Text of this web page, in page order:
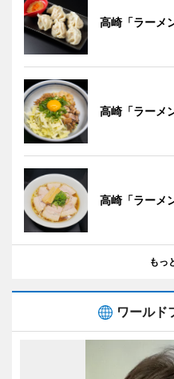
高崎「ラーメ
高崎「ラーメ
高崎「ラーメ
もっ
ワールド